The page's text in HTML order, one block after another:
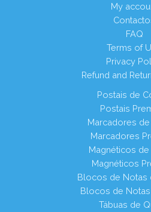
My
FAQ
Terms of
Privacy
Refund and
Postais de
Postais
Marcadores
Marcadores
Magnéticos de
Magnéticos
Blocos de Notas
Blocos de Notas
Tábuas de